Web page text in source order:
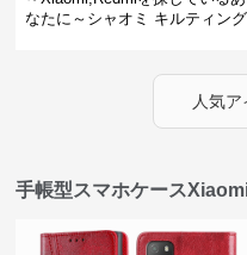
なたに～シャオミ キルティング
人気
手帳型スマホケース